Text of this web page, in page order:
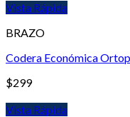
Vista Rápida
BRAZO
Codera Económica
$299
Vista Rápida